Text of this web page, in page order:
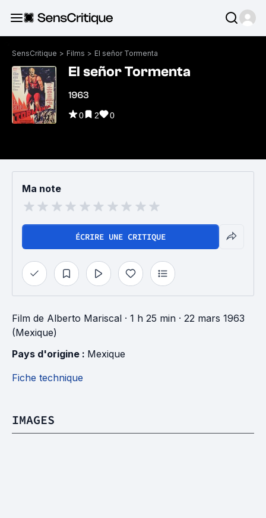
SensCritique > Films > El señor Tormenta
El señor Tormenta
1963
0 2 0
Ma note
ÉCRIRE UNE CRITIQUE
Film de Alberto Mariscal · 1 h 25 min · 22 mars 1963
(Mexique)
Pays d'origine : Mexique
Fiche technique
IMAGES